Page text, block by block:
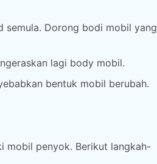
semula. Dorong bodi mobil yang
lagi body mobil.
bentuk mobil berubah.
mobil penyok. Berikut langkah-